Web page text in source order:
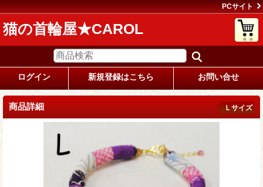
PCサイト
猫の首輪屋★CAROL
ログイン 新規登録はこちら お問い合せ
商品詳細 Ｌサイズ